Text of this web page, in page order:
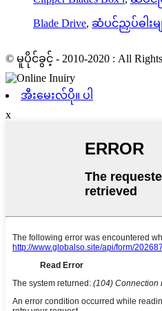
Blade Drive, ဆံပင်ညှပ်ဓါးမျ
© မူပိုင်ခွင့် - 2010-2020 : All Rights
အီးမေးလ်ပို။ ပါ
x